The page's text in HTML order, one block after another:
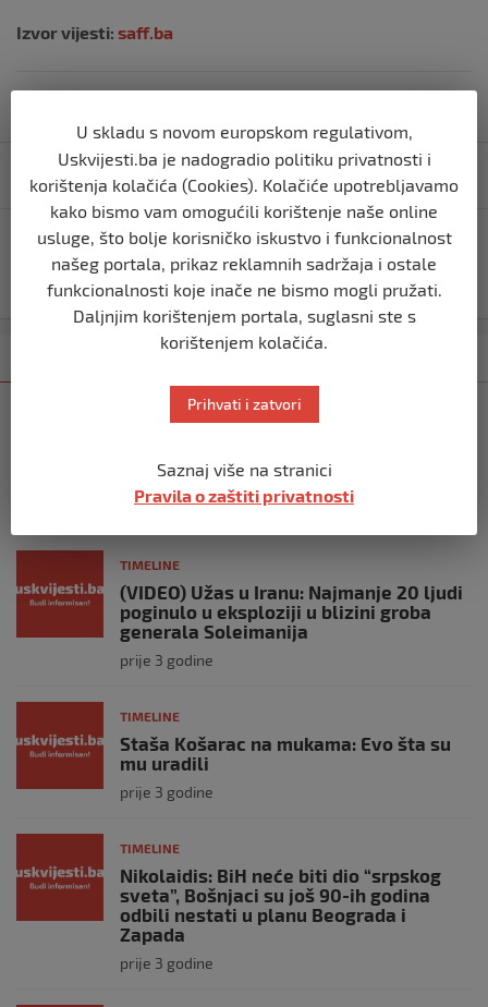
Izvor vijesti: saff.ba
Navigacija
objava
Izgradnja nove kovid bolnice u Beogradu
KCUS: ​Želimo da javnost zna da je pacijent Šefik
Pašagić tretiran sa izuzetnom pažnjom i
profesionalnošću
Najnovije
Sudske policije BiH uz sliku ratnog
zločinca Mladića čestitao Novu godinu
prije 3 godine
TIMELINE
(VIDEO) Užas u Iranu: Najmanje 20 ljudi
poginulo u eksploziji u blizini groba
generala Soleimanija
prije 3 godine
TIMELINE
Staša Košarac na mukama: Evo šta su
mu uradili
prije 3 godine
TIMELINE
Nikolaidis: BiH neće biti dio “srpskog
sveta”, Bošnjaci su još 90-ih godina
odbili nestati u planu Beograda i
Zapada
prije 3 godine
U skladu s novom europskom regulativom,
Uskvijesti.ba je nadogradio politiku privatnosti i
korištenja kolačića (Cookies). Kolačiće upotrebljavamo
kako bismo vam omogućili korištenje naše online
usluge, što bolje korisničko iskustvo i funkcionalnost
našeg portala, prikaz reklamnih sadržaja i ostale
funkcionalnosti koje inače ne bismo mogli pružati.
Daljnjim korištenjem portala, suglasni ste s
korištenjem kolačića.
Prihvati i zatvori
Saznaj više na stranici
Pravila o zaštiti privatnosti